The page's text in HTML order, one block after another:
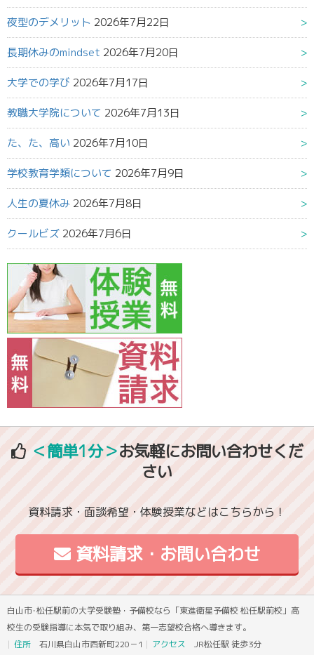
夜型のデメリット 2026年7月22日
長期休みのmindset 2026年7月20日
大学での学び 2026年7月17日
教職大学院について 2026年7月13日
た、た、高い 2026年7月10日
学校教育学類について 2026年7月9日
人生の夏休み 2026年7月8日
クールビズ 2026年7月6日
＜簡単1分＞お気軽にお問い合わせくだ
さい
資料請求・面談希望・体験授業などはこちらから！
資料請求・お問い合わせ
白山市･松任駅前の大学受験塾・予備校なら「東進衛星予備校 松任駅前校」高
校生の受験指導に本気で取り組み、第一志望校合格へ導きます。
住所 石川県白山市西新町220－1 アクセス JR松任駅 徒歩3分